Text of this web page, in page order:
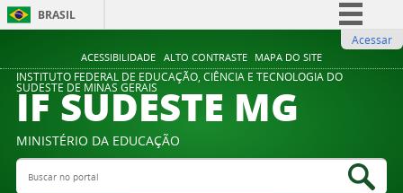
ACESSIBILIDADE ALTO CONTRASTE MAPA DO SITE
BRASIL
Comunica BR
Participe
Legislação
Acessar
INSTITUTO FEDERAL DE EDUCAÇÃO, CIÊNCIA E TECNOLOGIA DO
SUDESTE DE MINAS GERAIS
IF SUDESTE MG
MINISTÉRIO DA EDUCAÇÃO
Buscar no portal